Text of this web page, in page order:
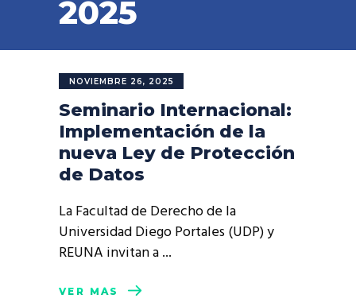
2025
NOVIEMBRE 26, 2025
Seminario Internacional:
Implementación de la
nueva Ley de Protección
de Datos
La Facultad de Derecho de la
Universidad Diego Portales (UDP) y
REUNA invitan a
VER MÁS